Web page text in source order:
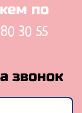
по
30 55
звонок